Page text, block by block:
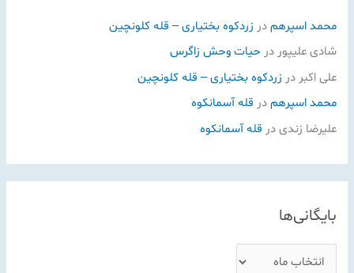
محمد اسپرهم در زردکوه بختیاری – قله کلونچین
شادی علیپور در حیات وحش زاگرس
علی اکبر در زردکوه بختیاری – قله کلونچین
محمد اسپرهم در قله آسمانکوه
علیرضا زندی در قله آسمانکوه
بایگانی‌ها